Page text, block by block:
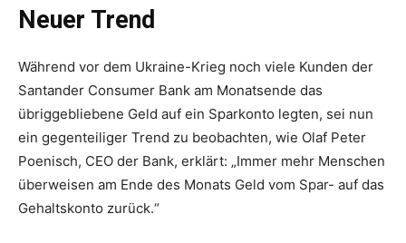
Neuer Trend
Während vor dem Ukraine-Krieg noch viele Kunden der
Santander Consumer Bank am Monatsende das
übriggebliebene Geld auf ein Sparkonto legten, sei nun
ein gegenteiliger Trend zu beobachten, wie Olaf Peter
Poenisch, CEO der Bank, erklärt: „Immer mehr Menschen
überweisen am Ende des Monats Geld vom Spar- auf das
Gehaltskonto zurück.“